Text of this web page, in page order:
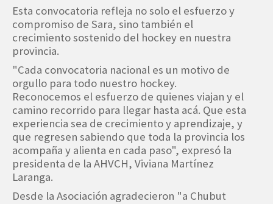
Esta convocatoria refleja no solo el esfuerzo y
compromiso de Sara, sino también el
crecimiento sostenido del hockey en nuestra
provincia.
"Cada convocatoria nacional es un motivo de
orgullo para todo nuestro hockey.
Reconocemos el esfuerzo de quienes viajan y el
camino recorrido para llegar hasta acá. Que esta
experiencia sea de crecimiento y aprendizaje, y
que regresen sabiendo que toda la provincia los
acompaña y alienta en cada paso", expresó la
presidenta de la AHVCH, Viviana Martínez
Laranga.
Desde la Asociación agradecieron "a Chubut